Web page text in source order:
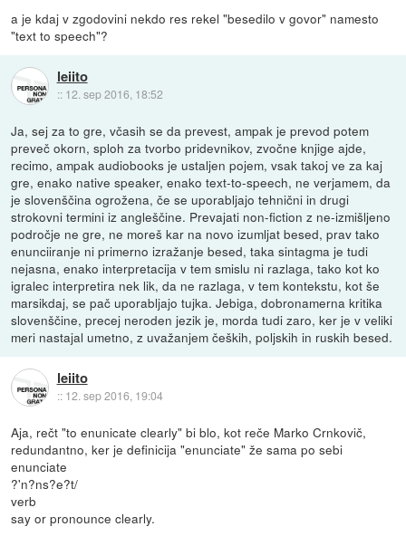
a je kdaj v zgodovini nekdo res rekel "besedilo v govor" namesto
"text to speech"?
leiito
:: 12. sep 2016, 18:52
Ja, sej za to gre, včasih se da prevest, ampak je prevod potem
preveč okorn, sploh za tvorbo pridevnikov, zvočne knjige ajde,
recimo, ampak audiobooks je ustaljen pojem, vsak takoj ve za kaj
gre, enako native speaker, enako text-to-speech, ne verjamem, da
je slovenščina ogrožena, če se uporabljajo tehnični in drugi
strokovni termini iz angleščine. Prevajati non-fiction z ne-izmišljeno
področje ne gre, ne moreš kar na novo izumljat besed, prav tako
enunciiranje ni primerno izražanje besed, taka sintagma je tudi
nejasna, enako interpretacija v tem smislu ni razlaga, tako kot ko
igralec interpretira nek lik, da ne razlaga, v tem kontekstu, kot še
marsikdaj, se pač uporabljajo tujka. Jebiga, dobronamerna kritika
slovenščine, precej neroden jezik je, morda tudi zaro, ker je v veliki
meri nastajal umetno, z uvažanjem čeških, poljskih in ruskih besed.
leiito
:: 12. sep 2016, 19:04
Aja, rečt "to enunicate clearly" bi blo, kot reče Marko Crnkovič,
redundantno, ker je definicija "enunciate" že sama po sebi
enunciate
?'n?ns?e?t/
verb
say or pronounce clearly.